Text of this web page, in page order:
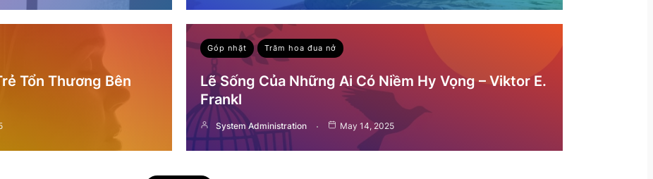
Tổn Thương Bên
Góp nhặt Trăm hoa đua nở
Lẽ Sống Của Những Ai Có Niềm Hy Vọng – Viktor E.
Frankl
System Administration May 14, 2025